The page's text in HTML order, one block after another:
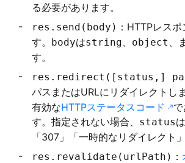
る必要があります。
res.send(body) ：HTTPレス
す。 bodyはstring、 object 、
す。
res.redirect([status,]
パスまたはURLにリダイレクトしま
有効なHTTPステータスコード
す。指定されない場合、 status
「307」「一時的なリダイレクト」
res.revalidate(urlPath) ：